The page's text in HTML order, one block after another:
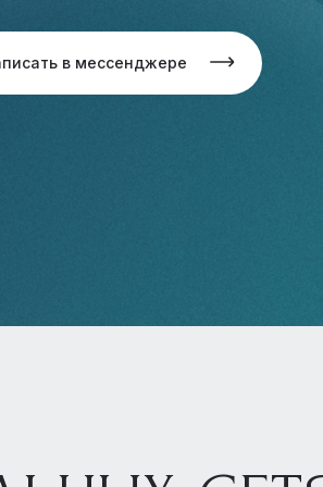
в мессенджере